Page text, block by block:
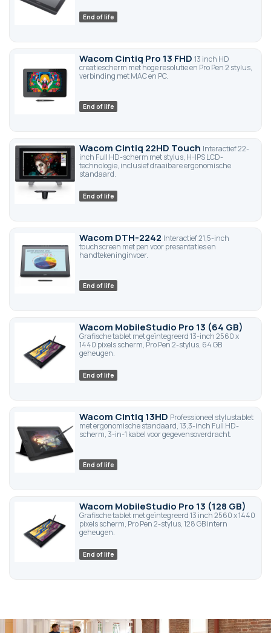
End of life
Wacom Cintiq Pro 13 FHD 13 inch HD
creatiescherm met hoge resolutie en Pro Pen 2 stylus,
verbinding met MAC en PC.
End of life
Wacom Cintiq 22HD Touch Interactief 22-
inch Full HD-scherm met stylus, H-IPS LCD-
technologie, inclusief draaibare ergonomische
standaard.
End of life
Wacom DTH-2242 Interactief 21,5-inch
touchscreen met pen voor presentaties en
handtekeninginvoer.
End of life
Wacom MobileStudio Pro 13 (64 GB)
Grafische tablet met geïntegreerd 13-inch 2560 x
1440 pixels scherm, Pro Pen 2-stylus, 64 GB
geheugen.
End of life
Wacom Cintiq 13HD Professioneel stylustablet
met ergonomische standaard, 13,3-inch Full HD-
scherm, 3-in-1 kabel voor gegevensoverdracht.
End of life
Wacom MobileStudio Pro 13 (128 GB)
Grafische tablet met geïntegreerd 13 inch 2560 x 1440
pixels scherm, Pro Pen 2-stylus, 128 GB intern
geheugen.
End of life